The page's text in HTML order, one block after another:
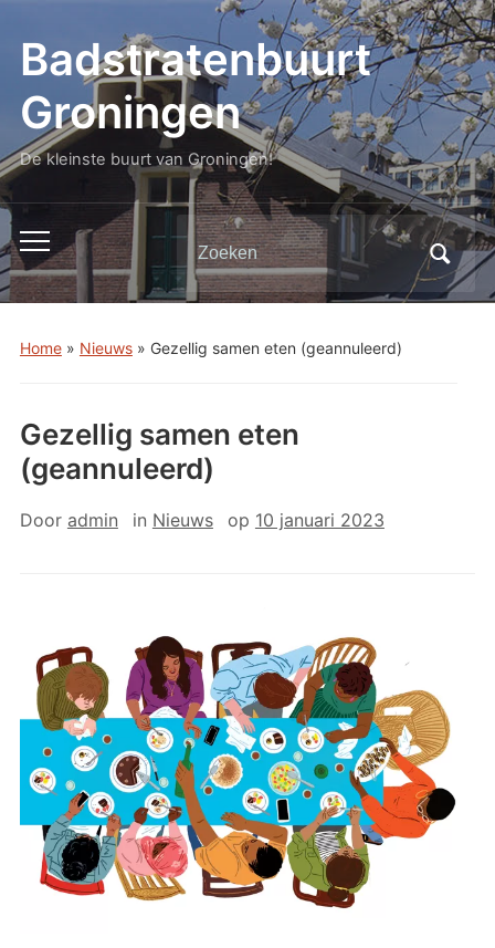
Badstratenbuurt
Groningen
De kleinste buurt van Groningen!
Toggle
mobiel
menu
Zoeken
naar:
Home» Nieuws» Gezellig samen eten (geannuleerd)
Gezellig samen eten
(geannuleerd)
Door admin in Nieuws op 10 januari 2023